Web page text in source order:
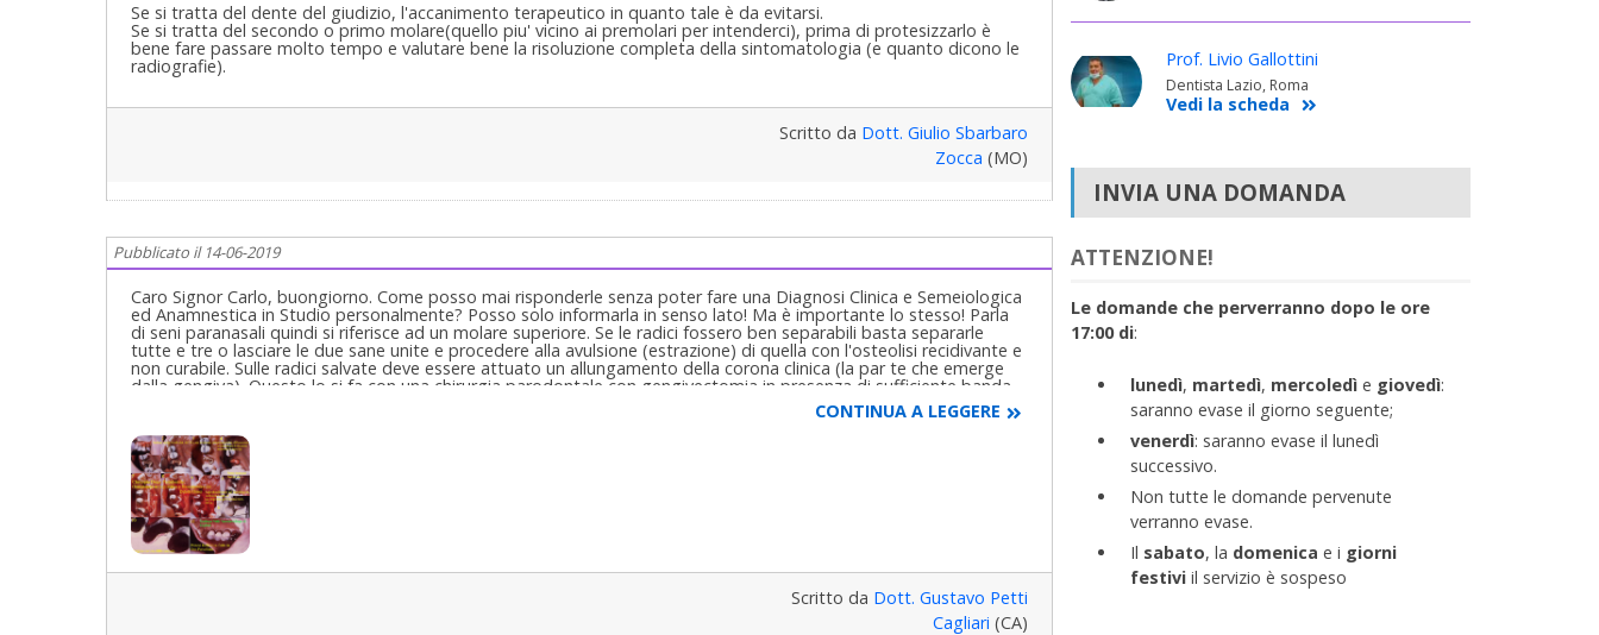
Se si tratta del dente del giudizio, l'accanimento terapeutico in quanto tale è da evitarsi.
Se si tratta del secondo o primo molare(quello piu' vicino ai premolari per intenderci), prima di protesizzarlo è
bene fare passare molto tempo e valutare bene la risoluzione completa della sintomatologia (e quanto dicono le
radiografie).
Scritto da Dott. Giulio Sbarbaro
Zocca (MO)
Pubblicato il 14-06-2019
Caro Signor Carlo, buongiorno. Come posso mai risponderle senza poter fare una Diagnosi Clinica e Semeiologica
ed Anamnestica in Studio personalmente? Posso solo informarla in senso lato! Ma è importante lo stesso! Parla
di seni paranasali quindi si riferisce ad un molare superiore. Se le radici fossero ben separabili basta separarle
tutte e tre o lasciare le due sane unite e procedere alla avulsione (estrazione) di quella con l'osteolisi recidivante e
non curabile. Sulle radici salvate deve essere attuato un allungamento della corona clinica (la par te che emerge
dalla gengiva). Questo lo si fa con una chirurgia parodontale con gengivectomia in presenza di sufficiente banda
di gengiva aderente o con un lembo mucoperiosteo a riposizionamento apicale ed osteotomia osteoplastica, se
in presenza di banda insufficiente di gengiva aderente o di profondità di fornice. Ovviamente il perno moncone
dovrebbe essere modellato con una "preparazione" cosiddetta Differenziata con approffondimento del
Barrelling-in, cosa che pochi protesisti sanno fare, purtroppo :) Guardi bene i casi presentati nelle foto del poster
e capirà. E' stata avulsa la radice vestibolo distale del primo molare superiore sinistro e le altre due, la vestibolo
mesiale e la palatale, sane, sono state riabilitate von un perno moncone dopo chirurgia parodontale e
preparazione differenziata che si vede bene nel bordino della protesi oltre che nel modello in gesso,
approfondendo il Barreling-in eliminando tutti i sottosquadri! ;)
Cari saluti
CONTINUA A LEGGERE
Scritto da Dott. Gustavo Petti
Cagliari (CA)
Prof. Livio Gallottini
Dentista Lazio, Roma
Vedi la scheda
INVIA UNA DOMANDA
ATTENZIONE!
Le domande che perverranno dopo le ore
17:00 di:
lunedì, martedì, mercoledì e giovedì:
saranno evase il giorno seguente;
venerdì: saranno evase il lunedì
successivo.
Non tutte le domande pervenute
verranno evase.
Il sabato, la domenica e i giorni
festiviil servizio è sospeso